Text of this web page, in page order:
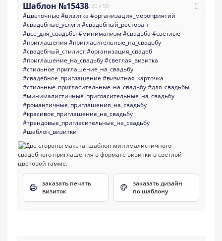
Шаблон №15438 90 x 50
#цветочные #визитка #организация_мероприятий
#свадебные_услуги #свадебный_ресторан
#все_для_свадьбы#минимализм #свадьба #светлые
#приглашения #пригласительные_на_свадьбу
#свадебный_стилист#организация_свадеб
#приглашение_на_свадьбу#светлая_визитка
#стильное_приглашение_на_свадьбу
#свадебное_приглашение #визитная_карточка
#стильные_пригласительные_на_свадьбу#для_свадьбы
#минималистичные_пригласительные_на_свадьбу
#романтичные_приглашения_на_свадьбу
#красивое_приглашение_на_свадьбу
#трендовые_пригласительные_на_свадьбу
#шаблон_визитки
заказать печать
визиток
заказать дизайн
по шаблону